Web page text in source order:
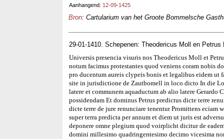
Aanhangend: 12-09-1425
Bron: Cartularium van het Groote Bommelsche
29-01-1410. Schepenen: Theodericus Moll en Petrus
Universis presencia visuris nos Theodericus Moll et
notum facimus protestantes quod veniens coram nobis
pro ducentum aureis clypeis bonis et legalibus eidem
site in jurisdictione de Zautbomell in loco dicto In die
latere et communem aquaductum ab alio latere Gerardo
possidendam Et dominus Petrus predictus dicte terre
dicte terre de jure renunciare tenentur Promittens eciam
super terra predicta per annum et diem ut juris est
deponere omne plegium quod voirplicht dicitur de
domini millesimo quadringentesimo decimo vicesima